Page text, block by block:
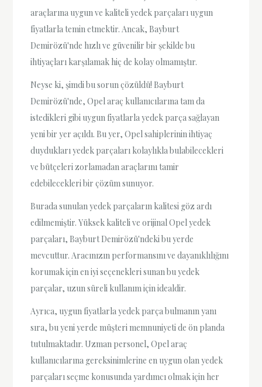
araçlarına uygun ve kaliteli yedek parçaları uygun
fiyatlarla temin etmektir. Ancak, Bayburt
Demirözü'nde hızlı ve güvenilir bir şekilde bu
ihtiyaçları karşılamak hiç de kolay olmamıştır.
Neyse ki, şimdi bu sorun çözüldü! Bayburt
Demirözü'nde, Opel araç kullanıcılarına tam da
istedikleri gibi uygun fiyatlarla yedek parça sağlayan
yeni bir yer açıldı. Bu yer, Opel sahiplerinin ihtiyaç
duydukları yedek parçaları kolaylıkla bulabilecekleri
ve bütçeleri zorlamadan araçlarını tamir
edebilecekleri bir çözüm sunuyor.
Burada sunulan yedek parçaların kalitesi göz ardı
edilmemiştir. Yüksek kaliteli ve orijinal Opel yedek
parçaları, Bayburt Demirözü'ndeki bu yerde
mevcuttur. Aracınızın performansını ve dayanıklılığını
korumak için en iyi seçenekleri sunan bu yedek
parçalar, uzun süreli kullanım için idealdir.
Ayrıca, uygun fiyatlarla yedek parça bulmanın yanı
sıra, bu yeni yerde müşteri memnuniyeti de ön planda
tutulmaktadır. Uzman personel, Opel araç
kullanıcılarına gereksinimlerine en uygun olan yedek
parçaları seçme konusunda yardımcı olmak için her